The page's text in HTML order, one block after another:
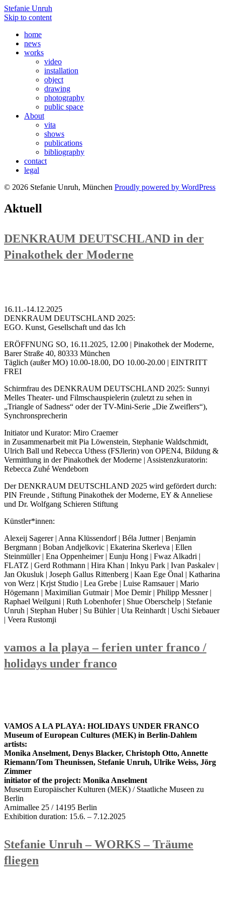
Stefanie Unruh
Skip to content
home
news
works
video
installation
object
drawing
photography
public space
About
vita
shows
publications
bibliography
contact
legal
© 2026 Stefanie Unruh, München Proudly powered by WordPress
Aktuell
DENKRAUM DEUTSCHLAND in der
Pinakothek der Moderne
16.11.-14.12.2025
DENKRAUM DEUTSCHLAND 2025:
EGO. Kunst, Gesellschaft und das Ich
ERÖFFNUNG SO, 16.11.2025, 12.00 | Pinakothek der Moderne,
Barer Straße 40, 80333 München
Täglich (außer MO) 10.00-18.00, DO 10.00-20.00 | EINTRITT
FREI
Schirmfrau des DENKRAUM DEUTSCHLAND 2025: Sunnyi
Melles Theater- und Filmschauspielerin (zuletzt zu sehen in
„Triangle of Sadness“ oder der TV-Mini-Serie „Die Zweiflers“),
Synchronsprecherin
Initiator und Kurator: Miro Craemer
in Zusammenarbeit mit Pia Löwenstein, Stephanie Waldschmidt,
Ulrich Ball und Rebecca Uthess (FSJlerin) von OPEN4, Bildung &
Vermittlung in der Pinakothek der Moderne | Assistenzkuratorin:
Rebecca Zuhé Wendeborn
Der DENKRAUM DEUTSCHLAND 2025 wird gefördert durch:
PIN Freunde , Stiftung Pinakothek der Moderne, EY & Anneliese
und Dr. Wolfgang Schieren Stiftung
Künstler*innen:
Alexeij Sagerer | Anna Klüssendorf | Béla Juttner | Benjamin
Bergmann | Boban Andjelkovic | Ekaterina Skerleva | Ellen
Steinmüller | Ena Oppenheimer | Eunju Hong | Fwaz Alkadri |
FLATZ | Gerd Rothmann | Hira Khan | Inkyu Park | Ivan Paskalev |
Jan Okusluk | Joseph Gallus Rittenberg | Kaan Ege Önal | Katharina
von Werz | Krjst Studio | Lea Grebe | Luise Ramsauer | Mario
Högemann | Maximilian Gutmair | Moe Demir | Philipp Messner |
Raphael Weilguni | Ruth Lobenhofer | Shue Oberschelp | Stefanie
Unruh | Stephan Huber | Su Bühler | Uta Reinhardt | Uschi Siebauer
| Veera Rustomji
vamos a la playa – ferien unter franco /
holidays under franco
VAMOS A LA PLAYA: HOLIDAYS UNDER FRANCO
Museum of European Cultures (MEK) in Berlin-Dahlem
artists:
Monika Anselment, Denys Blacker, Christoph Otto, Annette
Riemann/Tom Theunissen, Stefanie Unruh, Ulrike Weiss, Jörg
Zimmer
initiator of the project: Monika Anselment
Museum Europäischer Kulturen (MEK) / Staatliche Museen zu
Berlin
Arnimallee 25 / 14195 Berlin
Exhibition duration: 15.6. – 7.12.2025
Stefanie Unruh – WORKS – Träume
fliegen